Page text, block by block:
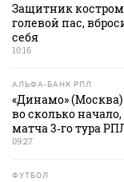
Защитник
голевой пас,
себя
10:16
АЛЬФА-БАНК РПЛ
«Динамо»
во сколько
матча 3‑го тура
09:27
ФУТБОЛ